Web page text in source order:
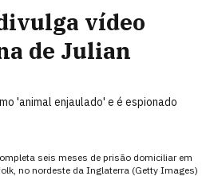
vídeo
de Julian
'animal enjaulado' e é espionado
seis meses de prisão domiciliar em
no nordeste da Inglaterra (Getty Images)